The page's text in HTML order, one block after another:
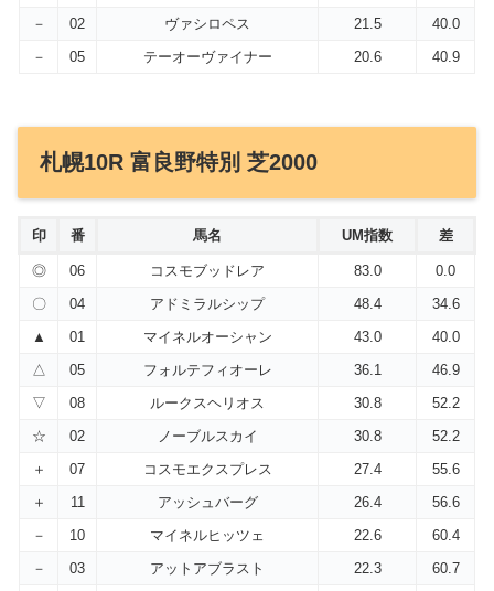
－
02 ヴァシロペス 21.5
40.0
－
05 テーオーヴァイナー 20.6 40.9
札幌10R 富良野特別 芝2000
印 番 馬名 UM指数 差
◎ 06 コスモブッドレア 83.0
0.0
〇
04 アドミラルシップ 48.4
34.6
▲
01 マイネルオーシャン 43.0
40.0
△
05 フォルテフィオーレ 36.1
46.9
▽
08 ルークスヘリオス 30.8
52.2
☆
02 ノーブルスカイ 30.8
52.2
＋
07 コスモエクスプレス 27.4
55.6
＋
11 アッシュバーグ 26.4
56.6
－
10 マイネルヒッツェ 22.6
60.4
－
03 アットアブラスト 22.3
60.7